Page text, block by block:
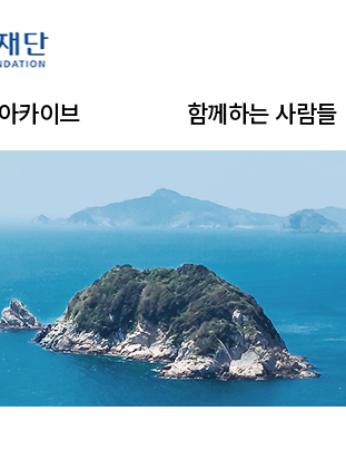
아카이브 함께하는 사람들